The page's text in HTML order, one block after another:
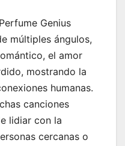
Perfume Genius
múltiples ángulos,
el amor
mostrando la
humanas.
canciones
lidiar con la
cercanas o